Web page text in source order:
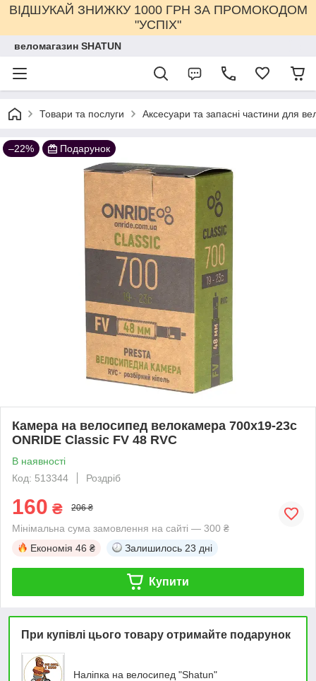
ВІДШУКАЙ ЗНИЖКУ 1000 ГРН ЗА ПРОМОКОДОМ
"УСПІХ"
веломагазин SHATUN
Товари та послуги Аксесуари та запасні частини для
–22% Подарунок
Камера на велосипед велокамера 700x19-23c
ONRIDE Classic FV 48 RVC
В наявності
Код: 513344
Роздріб
160 ₴ 206 ₴
Мінімальна сума замовлення на сайті — 300 ₴
Економія 46 ₴ Залишилось 23 дні
Купити
При купівлі цього товару отримайте подарунок
Наліпка на велосипед "Shatun"